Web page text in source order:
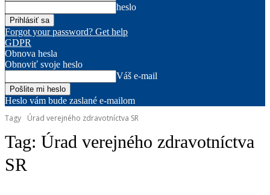
heslo
Forgot your password? Get help
GDPR
Obnova hesla
Obnoviť svoje heslo
Váš e-mail
Heslo vám bude zaslané e-mailom
Tagy
Úrad verejného zdravotníctva SR
Tag: Úrad verejného zdravotníctva
SR